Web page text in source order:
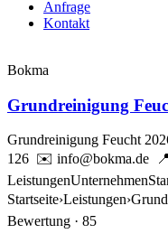
Anfrage
Kontakt
Bokma
Grundreinigung
Grundreinigung Feucht
126 ✉️ info@bokma.de 📍
Bewertung · 85